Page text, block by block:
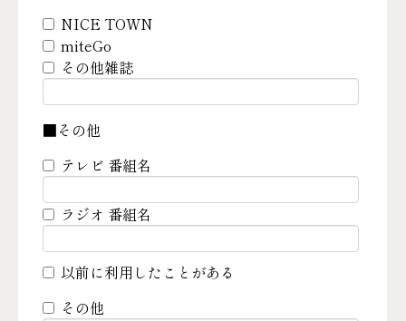
NICE TOWN
miteGo
その他雑誌
■その他
テレビ 番組名
ラジオ 番組名
以前に利用したことがある
その他